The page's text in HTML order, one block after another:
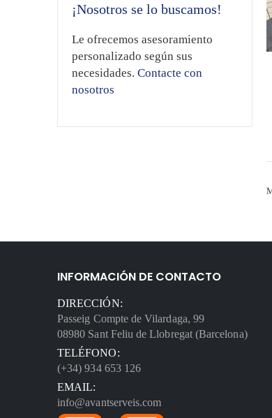
¡Nosotros se lo buscamos!
Le ofrecemos asesoramiento
personalizado según sus
necesidades. Contacte con
nosotros
INFORMACIÓN DE CONTACTO
DIRECCIÓN:
Passeig Compte de Vilardaga, 99
08980 Sant Feliu de Llobregat (Barcelona)
TELÉFONO:
(+34) 934 653 126
EMAIL:
info@avantserveis.com